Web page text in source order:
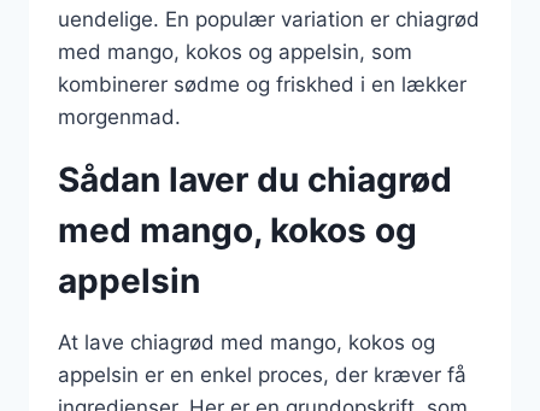
uendelige. En populær variation er chiagrød
med mango, kokos og appelsin, som
kombinerer sødme og friskhed i en lækker
morgenmad.
Sådan laver du chiagrød
med mango, kokos og
appelsin
At lave chiagrød med mango, kokos og
appelsin er en enkel proces, der kræver få